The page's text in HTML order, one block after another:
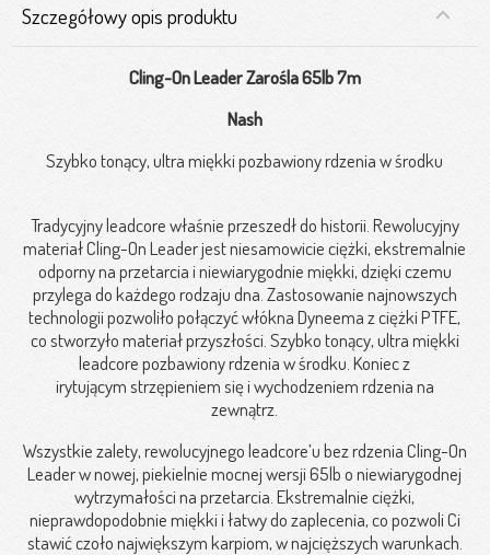
Szczegółowy opis produktu
Cling-On Leader Zarośla 65lb 7m
Nash
Szybko tonący, ultra miękki pozbawiony rdzenia w środku
Tradycyjny leadcore właśnie przeszedł do historii. Rewolucyjny
materiał Cling-On Leader jest niesamowicie ciężki, ekstremalnie
odporny na przetarcia i niewiarygodnie miękki, dzięki czemu
przylega do każdego rodzaju dna. Zastosowanie najnowszych
technologii pozwoliło połączyć włókna Dyneema z ciężki PTFE,
co stworzyło materiał przyszłości. Szybko tonący, ultra miękki
leadcore pozbawiony rdzenia w środku. Koniec z
irytującym strzępieniem się i wychodzeniem rdzenia na
zewnątrz.
Wszystkie zalety, rewolucyjnego leadcore’u bez rdzenia Cling-On
Leader w nowej, piekielnie mocnej wersji 65lb o niewiarygodnej
wytrzymałości na przetarcia. Ekstremalnie ciężki,
nieprawdopodobnie miękki i łatwy do zaplecenia, co pozwoli Ci
stawić czoło największym karpiom, w najcięższych warunkach.